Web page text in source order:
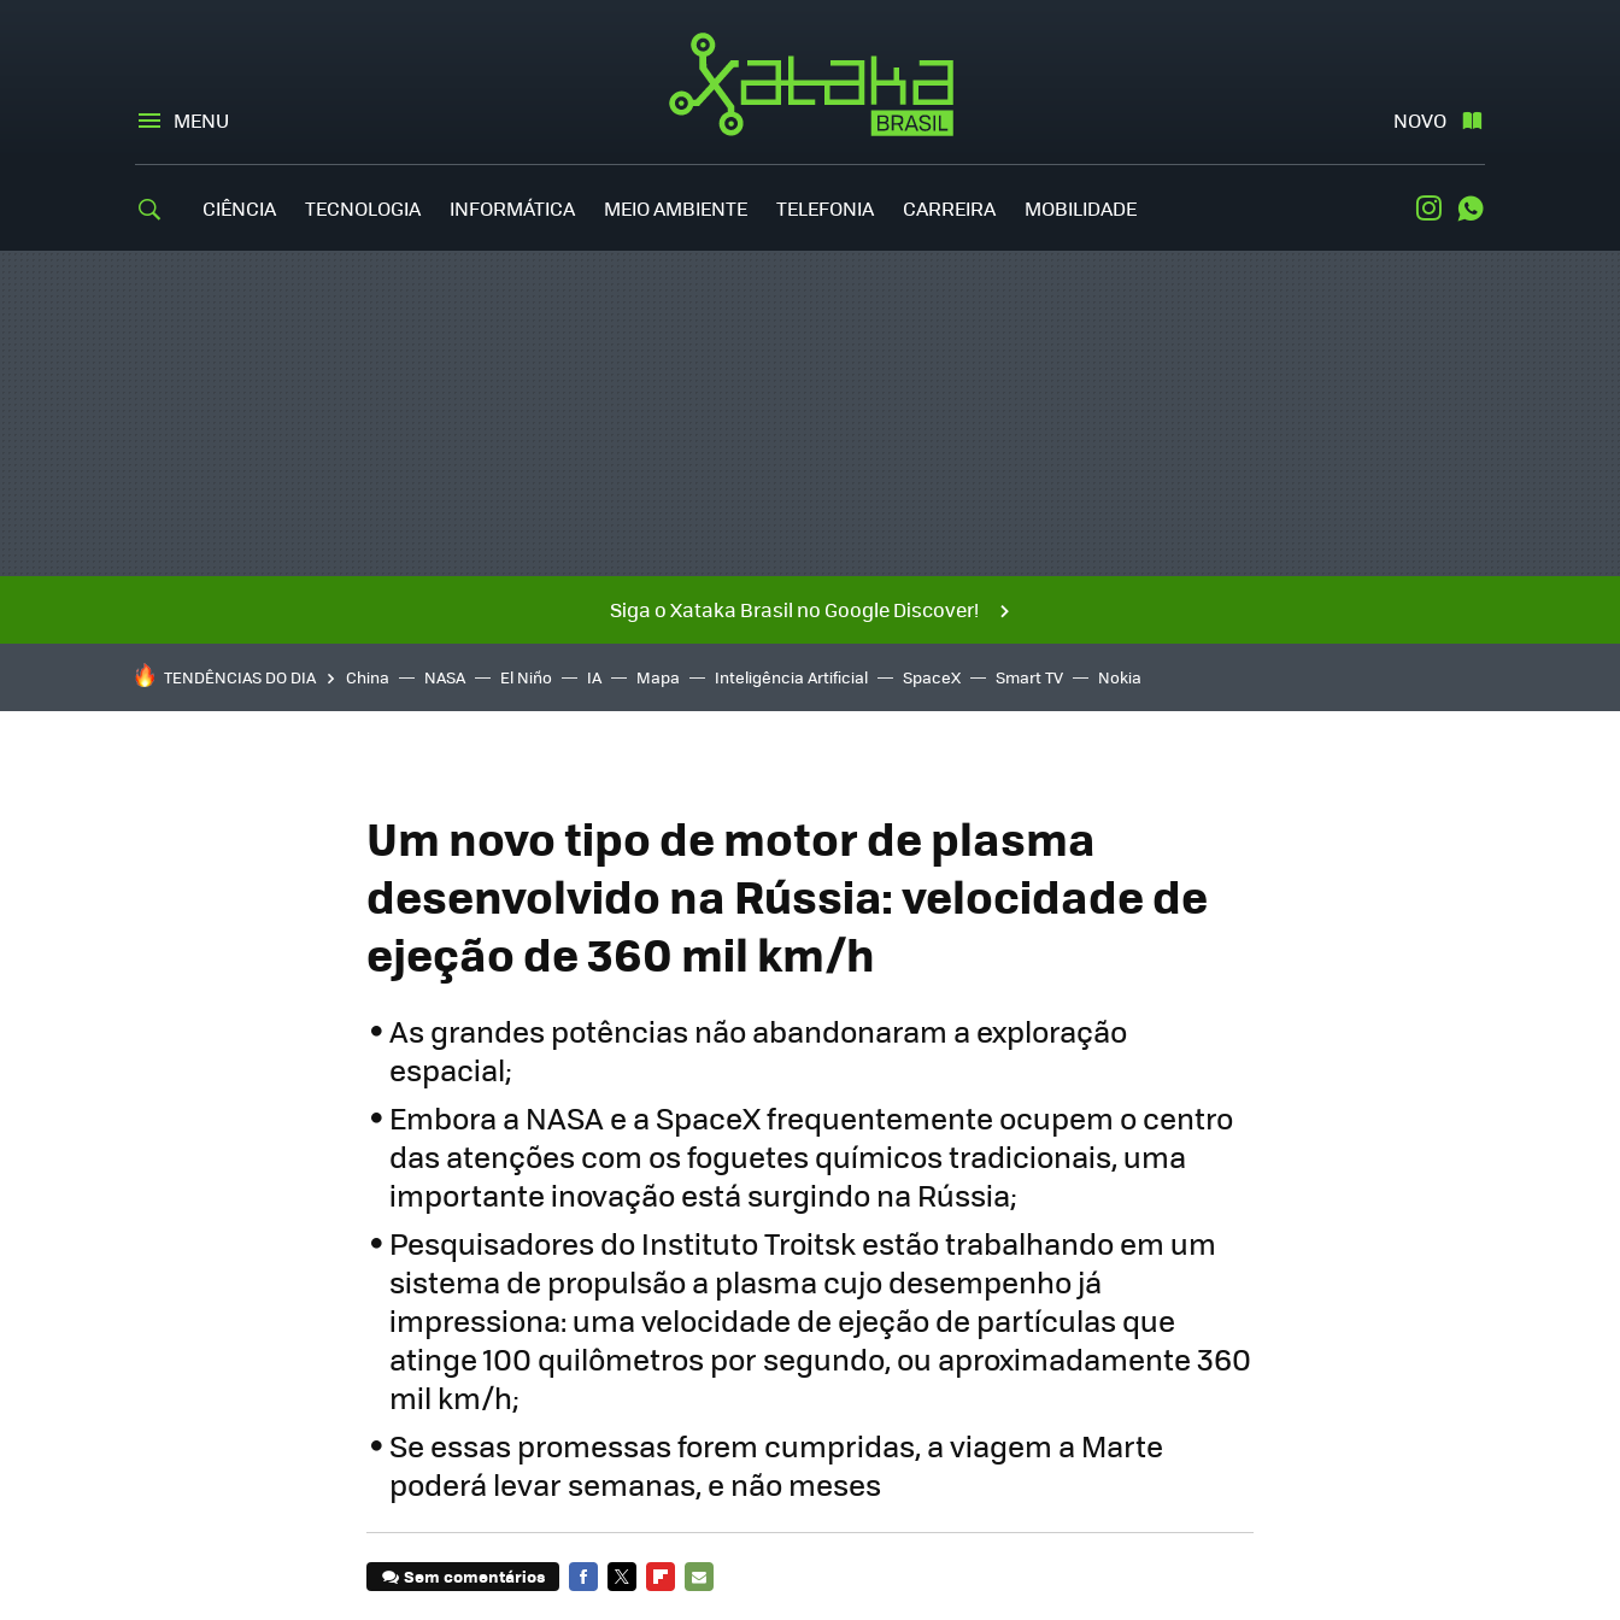
MENU NOVO
CIÊNCIA TECNOLOGIA INFORMÁTICA MEIO AMBIENTE TELEFONIA CARREIRA MOBILIDADE Instagram
Siga o Xataka Brasil no Google Discover!
TENDÊNCIAS DO DIA China NASA El Niño IA Mapa Inteligência Artificial SpaceX Smart TV Nokia
Um novo tipo de motor de plasma
desenvolvido na Rússia: velocidade de
ejeção de 360 mil km/h
As grandes potências não abandonaram a exploração
espacial;
Embora a NASA e a SpaceX frequentemente ocupem o centro
das atenções com os foguetes químicos tradicionais, uma
importante inovação está surgindo na Rússia;
Pesquisadores do Instituto Troitsk estão trabalhando em um
sistema de propulsão a plasma cujo desempenho já
impressiona: uma velocidade de ejeção de partículas que
atinge 100 quilômetros por segundo, ou aproximadamente 360
mil km/h;
Se essas promessas forem cumpridas, a viagem a Marte
poderá levar semanas, e não meses
Sem comentários